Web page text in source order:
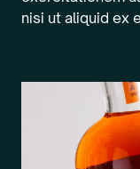
nisi ut aliquid ex